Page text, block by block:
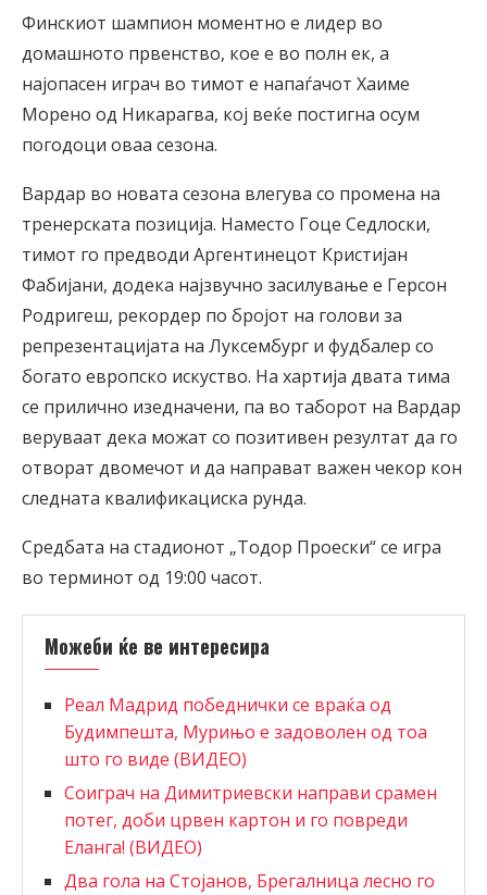
Финскиот шампион моментно е лидер во
домашното првенство, кое е во полн ек, а
најопасен играч во тимот е напаѓачот Хаиме
Морено од Никарагва, кој веќе постигна осум
погодоци оваа сезона.
Вардар во новата сезона влегува со промена на
тренерската позиција. Наместо Гоце Седлоски,
тимот го предводи Аргентинецот Кристијан
Фабијани, додека најзвучно засилување е Герсон
Родригеш, рекордер по бројот на голови за
репрезентацијата на Луксембург и фудбалер со
богато европско искуство. На хартија двата тима
се прилично изедначени, па во таборот на Вардар
веруваат дека можат со позитивен резултат да го
отворат двомечот и да направат важен чекор кон
следната квалификациска рунда.
Средбата на стадионот „Тодор Проески“ се игра
во терминот од 19:00 часот.
Можеби ќе ве интересира
Реал Мадрид победнички се враќа од
Будимпешта, Мурињо е задоволен од тоа
што го виде (ВИДЕО)
Соиграч на Димитриевски направи срамен
потег, доби црвен картон и го повреди
Еланга! (ВИДЕО)
Два гола на Стојанов, Брегалница лесно го